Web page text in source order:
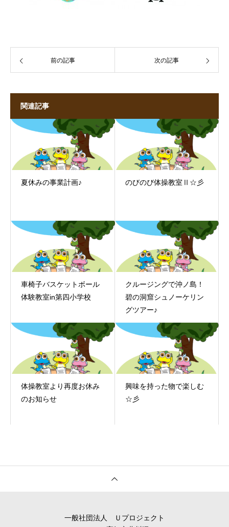
前の記事 次の記事
関連記事
夏休みの事業計画♪ のびのび体操教室Ⅱ☆彡
車椅子バスケットボール
体験教室in第四小学校
クルージングで沖ノ島！
碧の洞窟シュノーケリン
グツアー♪
体操教室より再度お休み
のお知らせ
興味を持った物で楽しむ
☆彡
一般社団法人 Ｕプロジェクト